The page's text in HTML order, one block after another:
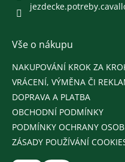
Vše o nákupu
NAKUPOVÁNÍ KROK ZA
VRÁCENÍ, VÝMĚNA ČI
DOPRAVA A PLATBA
OBCHODNÍ PODMÍNKY
PODMÍNKY OCHRANY
ZÁSADY POUŽÍVÁNÍ